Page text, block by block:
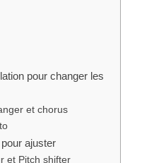
permettre de
pour changer les
et chorus
pour ajuster